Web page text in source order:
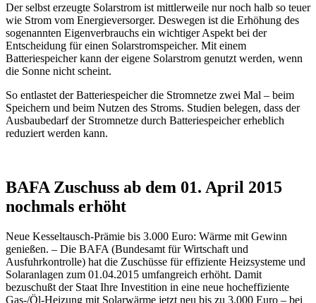
Der selbst erzeugte Solarstrom ist mittlerweile nur noch halb so teuer
wie Strom vom Energieversorger. Deswegen ist die Erhöhung des
sogenannten Eigenverbrauchs ein wichtiger Aspekt bei der
Entscheidung für einen Solarstromspeicher. Mit einem
Batteriespeicher kann der eigene Solarstrom genutzt werden, wenn
die Sonne nicht scheint.
So entlastet der Batteriespeicher die Stromnetze zwei Mal – beim
Speichern und beim Nutzen des Stroms. Studien belegen, dass der
Ausbaubedarf der Stromnetze durch Batteriespeicher erheblich
reduziert werden kann.
BAFA Zuschuss ab dem 01. April 2015
nochmals erhöht
Neue Kesseltausch-Prämie bis 3.000 Euro: Wärme mit Gewinn
genießen. – Die BAFA (Bundesamt für Wirtschaft und
Ausfuhrkontrolle) hat die Zuschüsse für effiziente Heizsysteme und
Solaranlagen zum 01.04.2015 umfangreich erhöht. Damit
bezuschußt der Staat Ihre Investition in eine neue hocheffiziente
Gas-/Öl-Heizung mit Solarwärme jetzt neu bis zu 3.000 Euro – bei